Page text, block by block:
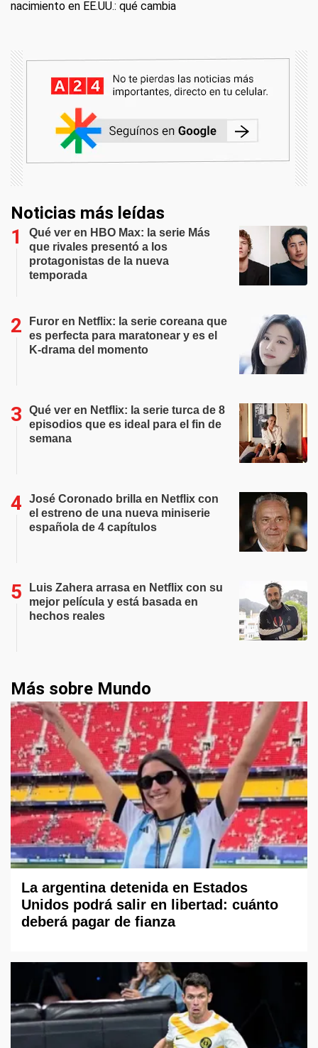
nacimiento en EE.UU.: qué cambia
Noticias más leídas
Qué ver en HBO Max: la serie Más
que rivales presentó a los
protagonistas de la nueva
temporada
Furor en Netflix: la serie coreana que
es perfecta para maratonear y es el
K-drama del momento
Qué ver en Netflix: la serie turca de 8
episodios que es ideal para el fin de
semana
José Coronado brilla en Netflix con
el estreno de una nueva miniserie
española de 4 capítulos
Luis Zahera arrasa en Netflix con su
mejor película y está basada en
hechos reales
Más sobre Mundo
La argentina detenida en Estados
Unidos podrá salir en libertad: cuánto
deberá pagar de fianza